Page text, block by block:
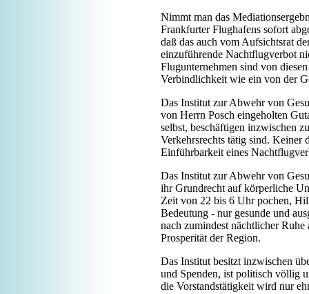
Nimmt man das
Frankfurter Flughafens sofort
daß das auch vom Aufsichtsrat
einzuführende Nachtflugverbot
Flugunternehmen sind von
Verbindlichkeit wie ein von der
Das Institut zur Abwehr von
von Herrn Posch eingeholten
selbst, beschäftigen inzwischen
Verkehrsrechts tätig sind. Keiner
Einführbarkeit eines
Das Institut zur Abwehr von
ihr Grundrecht auf körperliche
Zeit von 22 bis 6 Uhr pochen,
Bedeutung - nur gesunde und
nach zumindest nächtlicher
Prosperität der Region.
Das Institut besitzt inzwischen
und Spenden, ist politisch völlig
die Vorstandstätigkeit wird nur